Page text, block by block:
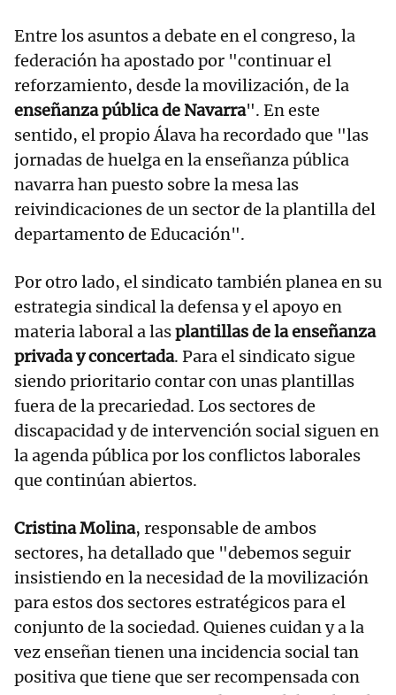
Entre los asuntos a debate en el congreso, la
federación ha apostado por "continuar el
reforzamiento, desde la movilización, de la
enseñanza pública de Navarra". En este
sentido, el propio Álava ha recordado que "las
jornadas de huelga en la enseñanza pública
navarra han puesto sobre la mesa las
reivindicaciones de un sector de la plantilla del
departamento de Educación".
Por otro lado, el sindicato también planea en su
estrategia sindical la defensa y el apoyo en
materia laboral a lasplantillas de la enseñanza
privada y concertada. Para el sindicato sigue
siendo prioritario contar con unas plantillas
fuera de la precariedad. Los sectores de
discapacidad y de intervención social siguen en
la agenda pública por los conflictos laborales
que continúan abiertos.
Cristina Molina, responsable de ambos
sectores, ha detallado que "debemos seguir
insistiendo en la necesidad de la movilización
para estos dos sectores estratégicos para el
conjunto de la sociedad. Quienes cuidan y a la
vez enseñan tienen una incidencia social tan
positiva que tiene que ser recompensada con